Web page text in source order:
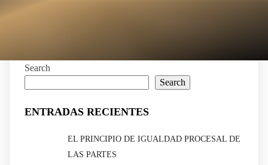
Search
Search
ENTRADAS RECIENTES
EL PRINCIPIO DE IGUALDAD PROCESAL DE
LAS PARTES